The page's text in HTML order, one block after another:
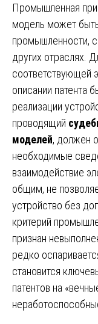
Промышленная
модель может
промышленности,
других отраслях.
соответствующей
описании патента
реализации
проводящий
моделей, должен
необходимые
взаимодействие
общим, не
устройство без
критерий
признан
редко
становится
патентов на